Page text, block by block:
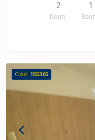
2
Dorm.
1
Cód. 155365